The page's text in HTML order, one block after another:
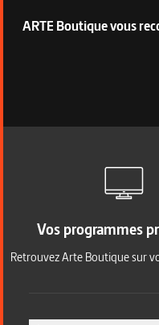
ARTE Boutique vous
Vos programmes
Retrouvez Arte Boutique sur